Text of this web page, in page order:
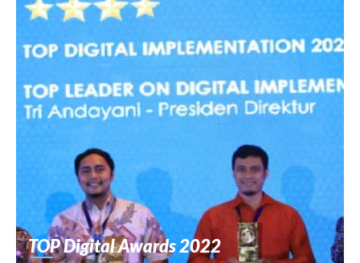
TOP Digital Awards 2022